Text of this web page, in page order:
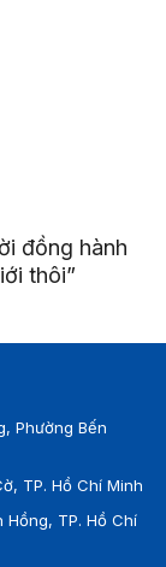
đồng hành
thôi”
Phường Bến
TP. Hồ Chí Minh
Hồng, TP. Hồ Chí